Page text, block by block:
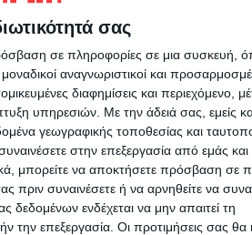
σας
σε πληροφορίες σε μια συσκευή,
αναγνωριστικοί και
διαφημίσεις και περιεχόμενο,
υπηρεσιών. Με την άδειά σας, εμείς
γεωγραφικής τοποθεσίας και
στην επεξεργασία από εμάς και
μπορείτε να αποκτήσετε πρόσβαση σε
πριν συναινέσετε ή να αρνηθείτε να
ενδέχεται να μην απαιτεί τη
την επεξεργασία. Οι προτιμήσεις σας θα
προϊόν με
στην τιμή των
του, εξού
αλυσίδων
κονδύλι του
τάξεως 15-20%
ποσοστό στο
αυξάνουν